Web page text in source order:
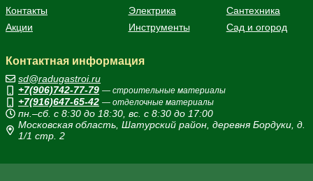
Контакты
Акции
Электрика
Сантехника
Инструменты
Сад и огород
Контактная информация
sd@radugastroi.ru
+7(906)742-77-79 — строительные материалы
+7(916)647-65-42 — отделочные материалы
пн.–сб. с 8:30 до 18:30, вс. с 8:30 до 17:00
Московская область, Шатурский район, деревня Бордуки, д.
1/1 стр. 2